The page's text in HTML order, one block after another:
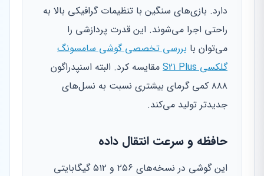
دارد. بازی‌های سنگین با تنظیمات گرافیکی بالا به
راحتی اجرا می‌شوند. این قدرت پردازشی را
می‌توان با بررسی تخصصی گوشی سامسونگ
گلکسی S21 Plus
مقایسه کرد. البته اسنپدراگون
۸۸۸ کمی گرمای بیشتری نسبت به نسل‌های
جدیدتر تولید می‌کند.
حافظه و سرعت انتقال داده
این گوشی در نسخه‌های ۲۵۶ و ۵۱۲ گیگابایتی